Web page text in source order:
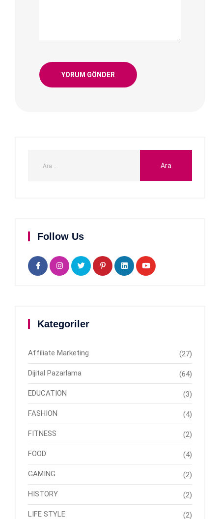
Follow Us
Kategoriler
Affiliate Marketing (27)
Dijital Pazarlama (64)
EDUCATION (3)
FASHION (4)
FITNESS (2)
FOOD (4)
GAMING (2)
HISTORY (2)
LIFE STYLE (2)